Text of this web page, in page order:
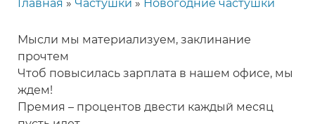
навигации
Главная Частушки Новогодние частушки
Мысли мы материализуем, заклинание
прочтем
Чтоб повысилась зарплата в нашем офисе, мы
ждем!
Премия – процентов двести каждый месяц